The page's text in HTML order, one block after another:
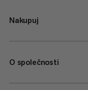
Nakupuj
O společnosti